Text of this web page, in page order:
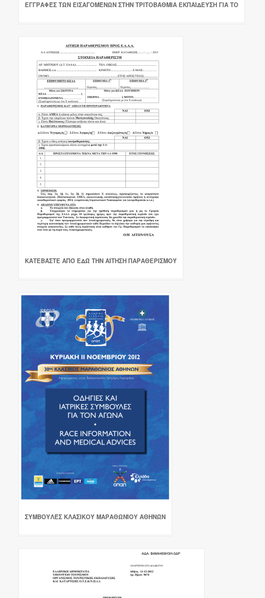
ΕΓΓΡΑΦΈΣ ΤΩΝ ΕΙΣΑΓΟΜΈΝΩΝ ΣΤΗΝ ΤΡΙΤΟΒΆΘΜΙΑ ΕΚΠΑΊΔΕΥΣΗ ΓΙΑ ΤΟ
ΚΑΤΕΒΆΣΤΕ ΑΠΌ ΕΔΏ ΤΗΝ ΑΊΤΗΣΗ ΠΑΡΑΘΕΡΙΣΜΟΎ
ΣΥΜΒΟΥΛΈΣ ΚΛΑΣΙΚΟΎ ΜΑΡΑΘΩΝΊΟΥ ΑΘΗΝΏΝ